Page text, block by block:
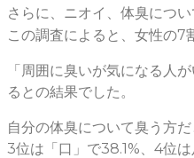
さらに、ニオイ、体臭につ
この調査によると、女性の7
「周囲に臭いが気になる人
るとの結果でした。
自分の体臭について臭う方
3位は「口」で38.1%、4位